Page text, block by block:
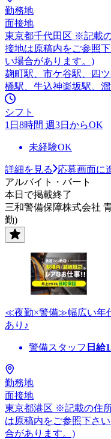
勤務地
面接地
東京都千代田区 ※記載
接地は原稿内をご参照
い場合があります。)
麹町駅、市ケ谷駅、四
橋駅、牛込神楽坂駅、
シフト
1日8時間 週3日からOK
未経験OK
詳細を見る
応募画面に
アルバイト・パート
本日で掲載終了
三和警備保障株式会社
勤)
≪夜勤×警備≫幅広い年
あり♪
警備スタッフ 日給
勤務地
面接地
東京都港区 ※記載の住
は原稿内をご参照下さ
合があります。)